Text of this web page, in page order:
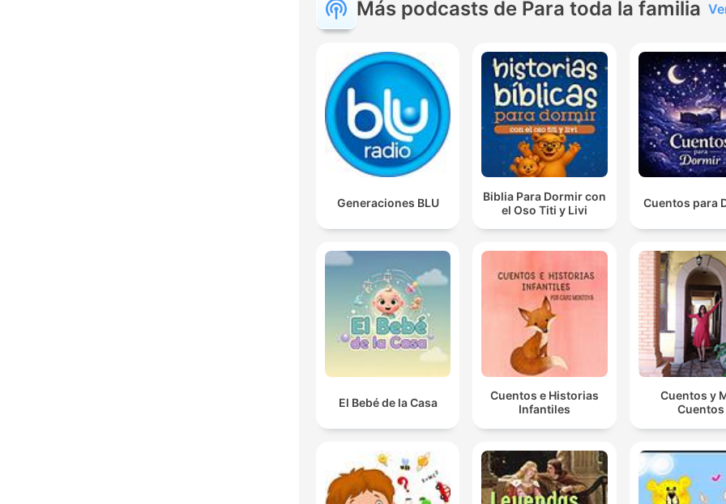
Más podcasts de Para toda la familia
Generaciones BLU
Biblia Para Dormir con
el Oso Titi y Livi
Cuentos para
El Bebé de la Casa
Cuentos e Historias
Infantiles
Cuentos y
Cuentos